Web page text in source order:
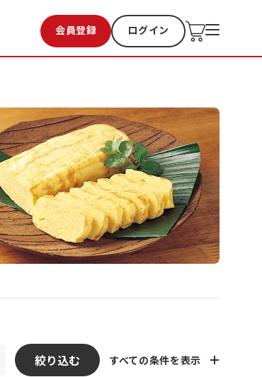
会員登録 ログイン
お気に入り 過去購入
絞り込む すべての条件を表示